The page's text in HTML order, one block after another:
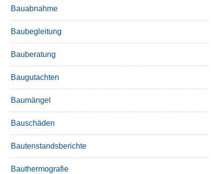
Bauabnahme
Baubegleitung
Bauberatung
Baugutachten
Baumängel
Bauschäden
Bautenstandsberichte
Bauthermografie